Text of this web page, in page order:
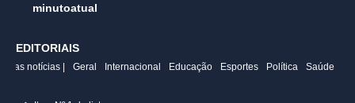
minutoatual
EDITORIAIS
notícias | Geral Internacional Educação Esportes Política Saúde